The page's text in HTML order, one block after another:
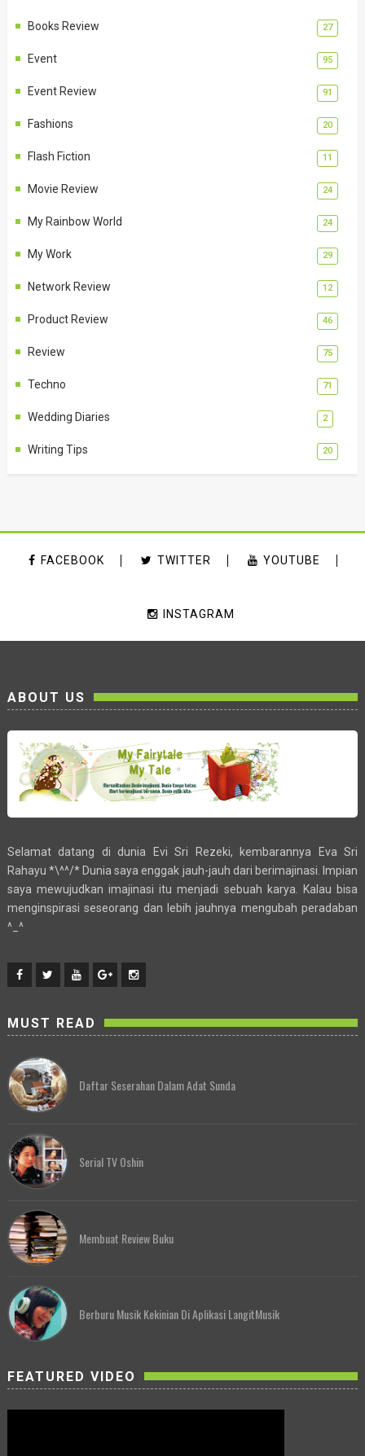
Books Review 27
Event 95
Event Review 91
Fashions 20
Flash Fiction 11
Movie Review 24
My Rainbow World 24
My Work 29
Network Review 12
Product Review 46
Review 75
Techno 71
Wedding Diaries 2
Writing Tips 20
FACEBOOK TWITTER YOUTUBE
INSTAGRAM
ABOUT US
Selamat datang di dunia Evi Sri Rezeki, kembarannya Eva Sri
Rahayu *\^^/* Dunia saya enggak jauh-jauh dari berimajinasi. Impian
saya mewujudkan imajinasi itu menjadi sebuah karya. Kalau bisa
menginspirasi seseorang dan lebih jauhnya mengubah peradaban
^_^
MUST READ
Daftar Seserahan Dalam Adat Sunda
Serial TV Oshin
Membuat Review Buku
Berburu Musik Kekinian Di Aplikasi LangitMusik
FEATURED VIDEO